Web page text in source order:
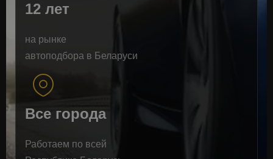
12 лет
на рынке
автоподбора в Беларуси
Все города
Работаем по всей